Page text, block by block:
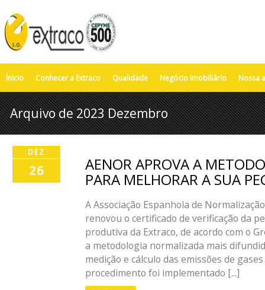
Ínicio Conhecer a Extraco Qualidade Negócio imobiliário Nossa
Arquivo de 2023 Dezembro
DEZ
26 AENOR APROVA A
PARA MELHORAR A SUA
A Associação Espanhola de
renovou o certificado de verificação da
produtiva da Extraco, de acordo com o
a metodologia normalizada mais
medição e cálculo das emissões de
procedimento foi implementado [...]